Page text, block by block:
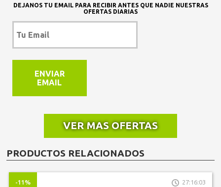
DEJANOS TU EMAIL PARA RECIBIR ANTES QUE NADIE NUESTRAS
OFERTAS DIARIAS
ENVIAR
EMAIL
VER MAS OFERTAS
PRODUCTOS RELACIONADOS
-11% 27:16:03